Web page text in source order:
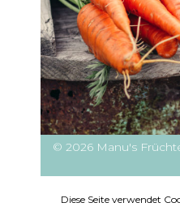
© 2026 Manu's
Diese Seite verwendet